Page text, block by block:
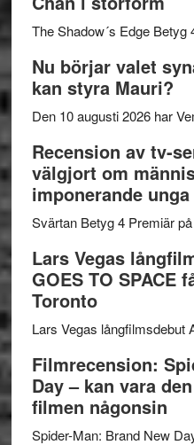
The Shadow´s Edge
Nu börjar valet
kan styra Mauri?
Den 10 augusti 2026 har
Recension av tv-
välgjort om
imponerande
Svärtan Betyg 4 Premiär
Lars Vegas
GOES TO SPACE
Toronto
Lars Vegas
Filmrecension:
Day – kan vara
filmen någonsin
Spider-Man: Brand New